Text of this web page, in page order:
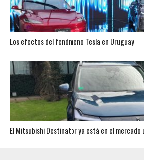
Los efectos del fenómeno Tesla en Uruguay
El Mitsubishi Destinator ya está en el mercado